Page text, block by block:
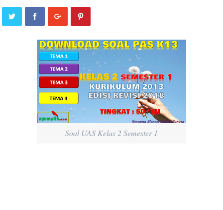
Soal UAS Kelas 2 Semester 1